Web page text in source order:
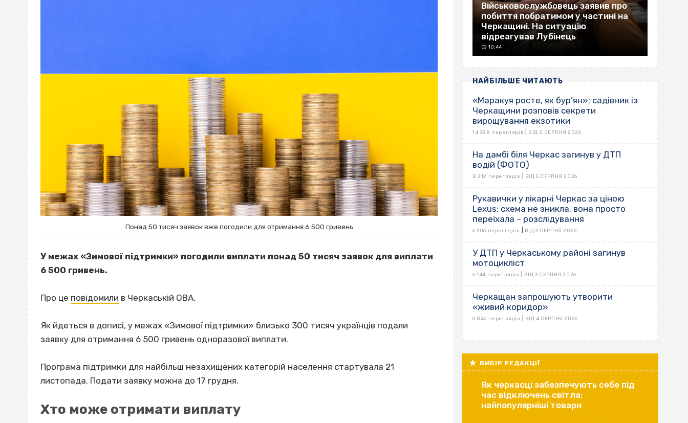
Понад 50 тисяч заявок вже погодили для отримання 6 500 гривень
У межах «Зимової підтримки» погодили виплати понад 50 тисяч заявок для виплати
6 500 гривень.
Про це повідомили в Черкаській ОВА.
Як йдеться в дописі, у межах «Зимової підтримки» близько 300 тисяч українців подали
заявку для отримання 6 500 гривень одноразової виплати.
Програма підтримки для найбільш незахищених категорій населення стартувала 21
листопада. Подати заявку можна до 17 грудня.
Хто може отримати виплату
Військовослужбовець заявив про
побиття побратимом у частині на
Черкащині. На ситуацію
відреагував Лубінець
10:44
НАЙБІЛЬШЕ ЧИТАЮТЬ
«Маракуя росте, як бур’ян»: садівник із
Черкащини розповів секрети
вирощування екзотики
14 388 переглядів ВІД 2 СЕРПНЯ 2026
На дамбі біля Черкас загинув у ДТП
водій (ФОТО)
8 212 переглядів ВІД 5 СЕРПНЯ 2026
Рукавички у лікарні Черкас за ціною
Lexus: схема не зникла, вона просто
переїхала – розслідування
6 306 переглядів ВІД 3 СЕРПНЯ 2026
У ДТП у Черкаському районі загинув
мотоцикліст
6 144 переглядів ВІД 3 СЕРПНЯ 2026
Черкащан запрошують утворити
«живий коридор»
5 846 переглядів ВІД 4 СЕРПНЯ 2026
ВИБІР РЕДАКЦІЇ
Як черкасці забезпечують себе під
час відключень світла:
найпопулярніші товари